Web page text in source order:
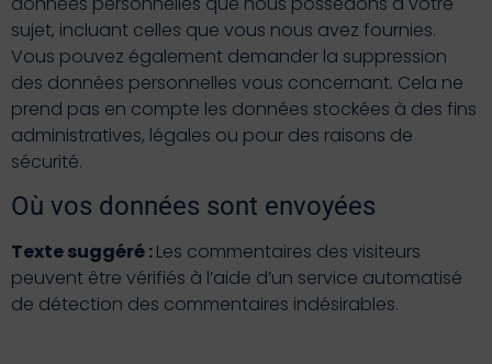
sujet, incluant celles que vous nous avez fournies.
Vous pouvez également demander la suppression
des données personnelles vous concernant. Cela ne
prend pas en compte les données stockées à des fins
administratives, légales ou pour des raisons de
sécurité.
Où vos données sont envoyées
Texte suggéré :Les commentaires des visiteurs
peuvent être vérifiés à l’aide d’un service automatisé
de détection des commentaires indésirables.